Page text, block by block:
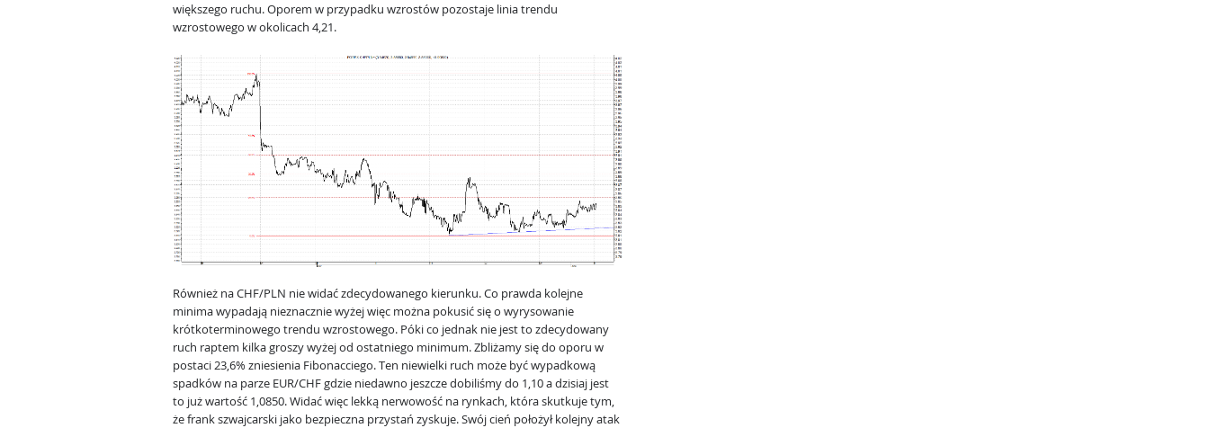
większego ruchu. Oporem w przypadku wzrostów pozostaje linia trendu
wzrostowego w okolicach 4,21.
Również na CHF/PLN nie widać zdecydowanego kierunku. Co prawda kolejne
minima wypadają nieznacznie wyżej więc można pokusić się o wyrysowanie
krótkoterminowego trendu wzrostowego. Póki co jednak nie jest to zdecydowany
ruch raptem kilka groszy wyżej od ostatniego minimum. Zbliżamy się do oporu w
postaci 23,6% zniesienia Fibonacciego. Ten niewielki ruch może być wypadkową
spadków na parze EUR/CHF gdzie niedawno jeszcze dobiliśmy do 1,10 a dzisiaj jest
to już wartość 1,0850. Widać więc lekką nerwowość na rynkach, która skutkuje tym,
że frank szwajcarski jako bezpieczna przystań zyskuje. Swój cień położył kolejny atak